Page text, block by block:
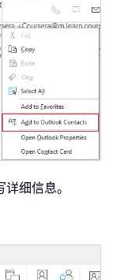
细信息。